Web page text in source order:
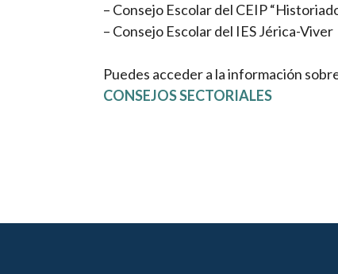
– Consejo Escolar del CEIP
– Consejo Escolar del IES Jérica-Viver
Puedes acceder a la información
CONSEJOS SECTORIALES